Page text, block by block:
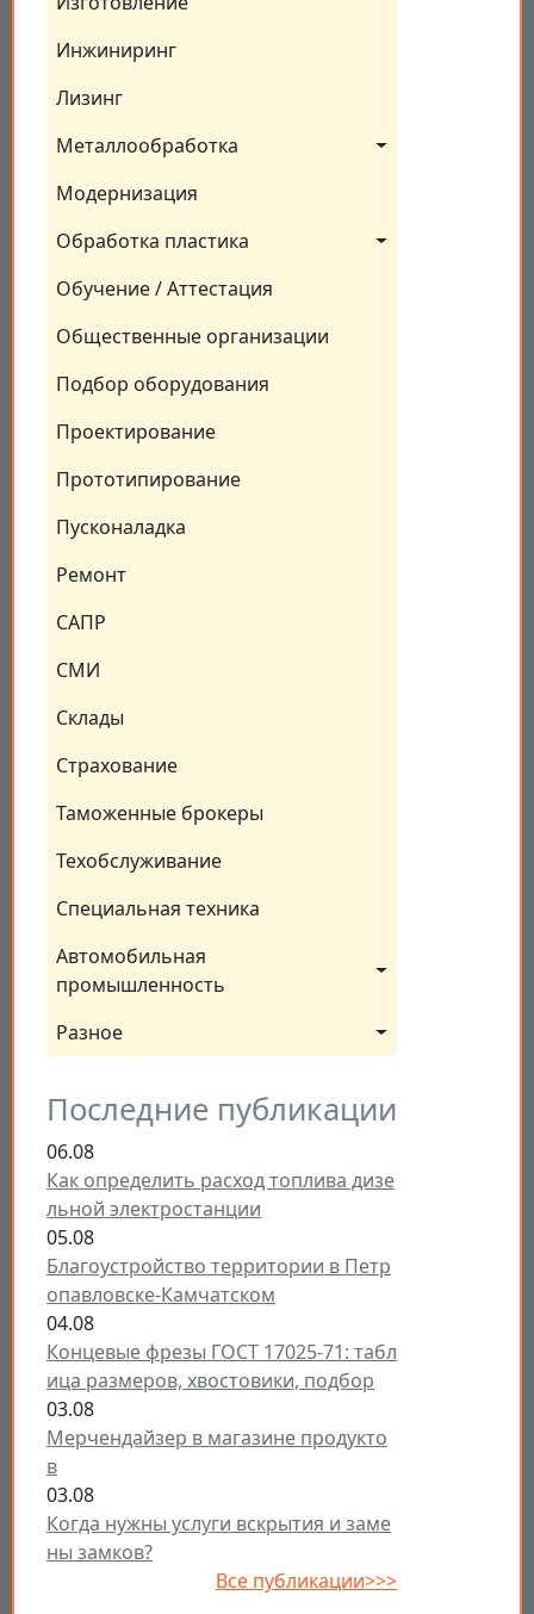
Инжиниринг
Лизинг
Металлообработка
Модернизация
Обработка пластика
Обучение / Аттестация
Общественные организации
Подбор оборудования
Проектирование
Прототипирование
Пусконаладка
Ремонт
САПР
СМИ
Склады
Страхование
Таможенные брокеры
Техобслуживание
Специальная техника
Автомобильная
промышленность
Разное
Последние публикации
06.08
Как определить расход топлива дизе
льной электростанции
05.08
Благоустройство территории в Петр
опавловске-Камчатском
04.08
Концевые фрезы ГОСТ 17025-71: табл
ица размеров, хвостовики, подбор
03.08
Мерчендайзер в магазине продукто
в
03.08
Когда нужны услуги вскрытия и заме
ны замков?
Все публикации>>>